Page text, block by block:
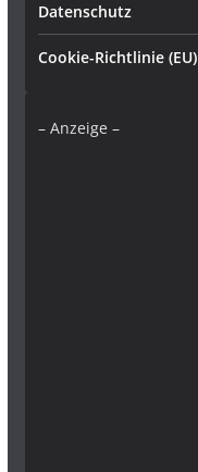
Datenschutz
Cookie-Richtlinie (EU)
– Anzeige –